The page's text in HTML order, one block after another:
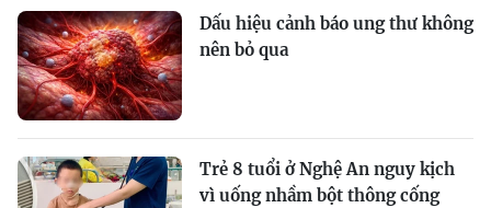
Dấu hiệu cảnh báo ung thư không
nên bỏ qua
Trẻ 8 tuổi ở Nghệ An nguy kịch
vì uống nhầm bột thông cống